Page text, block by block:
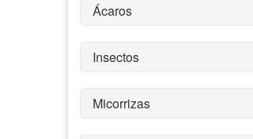
Ácaros
Insectos
Micorrizas